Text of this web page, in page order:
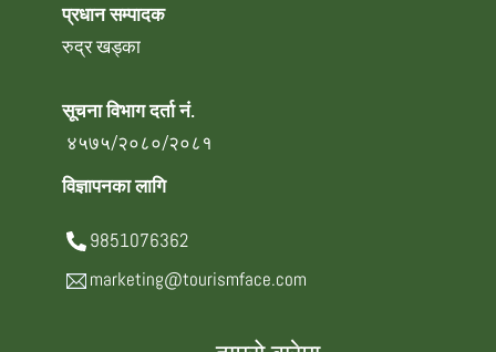
प्रधान सम्पादक
रुद्र खड्का
सूचना विभाग दर्ता नं.
४५७५/२०८०/२०८१
विज्ञापनका लागि
9851076362
marketing@tourismface.com